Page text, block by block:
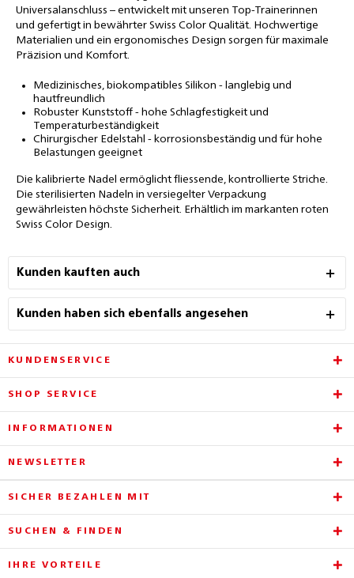
Universalanschluss – entwickelt mit unseren Top-Trainerinnen
und gefertigt in bewährter Swiss Color Qualität. Hochwertige
Materialien und ein ergonomisches Design sorgen für maximale
Präzision und Komfort.
Medizinisches, biokompatibles Silikon - langlebig und
hautfreundlich
Robuster Kunststoff - hohe Schlagfestigkeit und
Temperaturbeständigkeit
Chirurgischer Edelstahl - korrosionsbeständig und für hohe
Belastungen geeignet
Die kalibrierte Nadel ermöglicht fliessende, kontrollierte Striche.
Die sterilisierten Nadeln in versiegelter Verpackung
gewährleisten höchste Sicherheit. Erhältlich im markanten roten
Swiss Color Design.
Kunden kauften auch
Kunden haben sich ebenfalls angesehen
KUNDENSERVICE
SHOP SERVICE
INFORMATIONEN
NEWSLETTER
SICHER BEZAHLEN MIT
SUCHEN & FINDEN
IHRE VORTEILE